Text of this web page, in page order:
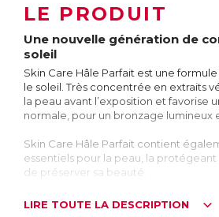
LE PRODUIT
Une nouvelle génération de
soleil
Skin Care Hâle Parfait est une
le soleil. Très concentrée en extraits
la peau avant l’exposition et favorise
normale, pour un bronzage lumineux
Skin Care Hâle Parfait contient
essentiels pour la peau, la
de préserver sa beauté.
Ces comprimés ne contiennent pas
LIRE TOUTE LA DESCRIPTION